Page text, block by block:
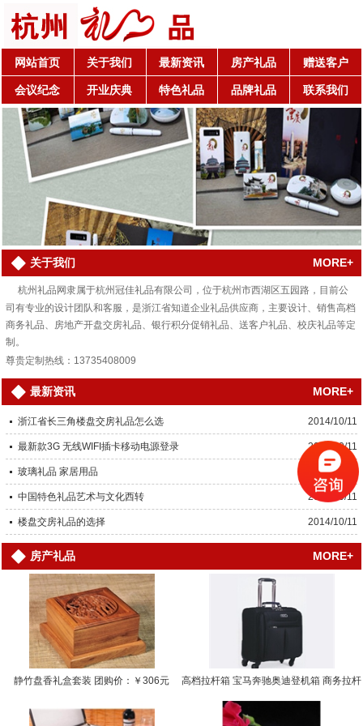
网站首页 关于我们 最新资讯 房产礼品 赠送客户
会议纪念 开业庆典 特色礼品 品牌礼品 联系我们
关于我们 MORE+
杭州礼品网隶属于杭州冠佳礼品有限公司，位于杭州市西湖区五园路，目前公
司有专业的设计团队和客服，是浙江省知道企业礼品供应商，主要设计、销售高档
商务礼品、房地产开盘交房礼品、银行积分促销礼品、送客户礼品、校庆礼品等定
制。
尊贵定制热线：13735408009
最新资讯 MORE+
浙江省长三角楼盘交房礼品怎么选 2014/10/11
最新款3G 无线WIFI插卡移动电源登录 2014/10/11
玻璃礼品 家居用品 2014/10/11
中国特色礼品艺术与文化西转 2014/10/11
楼盘交房礼品的选择 2014/10/11
房产礼品 MORE+
静竹盘香礼盒套装 团购价：￥306元 高档拉杆箱 宝马奔驰奥迪登机箱 商务拉杆
箱… 团购价：￥0.0000元